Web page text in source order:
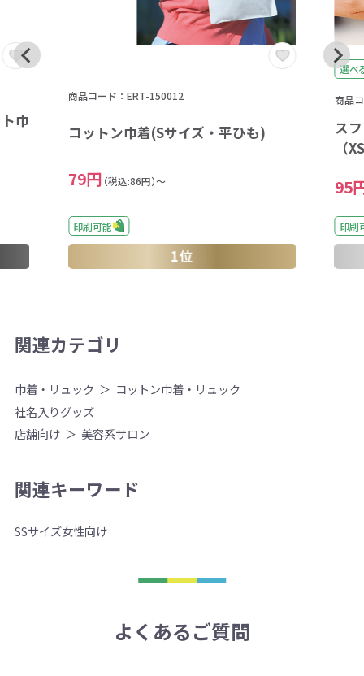
巾
商品コード：ERT-150012
コットン巾着(Sサイズ・平ひも)
79円 （税込:86円）～
印刷可能
1位
選べ
商品
ス
（
95
印刷
関連カテゴリ
巾着・リュック
コットン巾着・リュック
社名入りグッズ
店舗向け
美容系サロン
関連キーワード
SSサイズ女性向け
よくあるご質問